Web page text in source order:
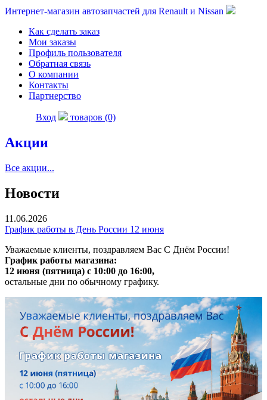
Интернет-магазин автозапчастей для Renault и Nissan
Как сделать заказ
Мои заказы
Профиль пользователя
Обратная связь
О компании
Контакты
Партнерство
Вход товаров (0)
Акции
Все акции...
Новости
11.06.2026
График работы в День России 12 июня
Уважаемые клиенты, поздравляем Вас С Днём России!
График работы магазина:
12 июня (пятница) с 10:00 до 16:00,
остальные дни по обычному графику.